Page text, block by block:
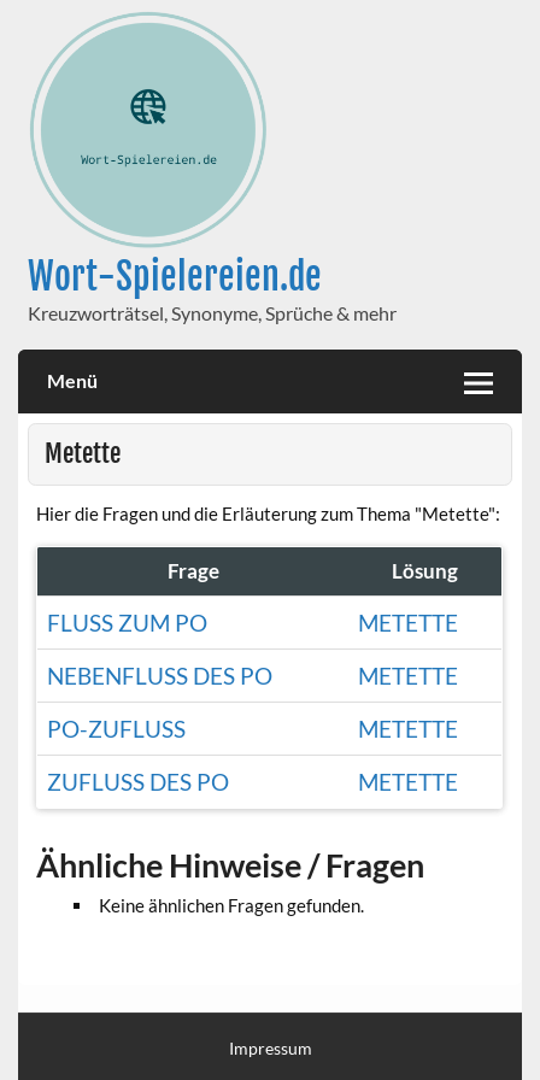
Wort-Spielereien.de
Kreuzworträtsel, Synonyme, Sprüche & mehr
Menü
Metette
Hier die Fragen und die Erläuterung zum Thema "Metette":
Frage Lösung
FLUSS ZUM PO
METETTE
NEBENFLUSS DES PO
METETTE
PO-ZUFLUSS
METETTE
ZUFLUSS DES PO
METETTE
Ähnliche Hinweise / Fragen
Keine ähnlichen Fragen gefunden.
Impressum